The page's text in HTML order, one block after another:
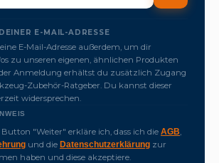
E-MAIL-ADRESSE
E-Mail-Adresse außerdem, um dir
zu unseren eigenen, ähnlichen Produkten
Anmeldung erhältst du zusätzlich Zugang
Zubehör-Ratgeber. Du kannst dieser
widersprechen.
"Weiter" erkläre ich, dass ich die AGB
und die Datenschutzerklärung zur
haben und diese akzeptiere.